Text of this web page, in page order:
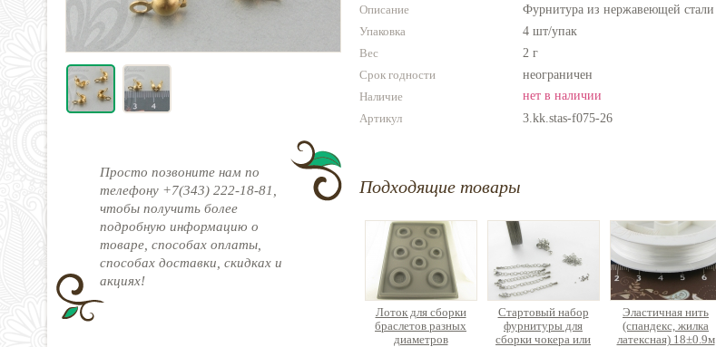
Просто позвоните нам по
телефону +7(343) 222-18-81,
чтобы получить более
подробную информацию о
товаре, способах оплаты,
способах доставки, скидках и
акциях!
Описание
Фурнитура из нержавеющей стали
Упаковка
4 шт/упак
Вес
2 г
Срок годности
неограничен
Наличие
нет в наличии
Артикул
3.kk.stas-f075-26
Подходящие товары
Лоток для сборки
браслетов разных
диаметров
Стартовый набор
фурнитуры для
сборки чокера или
Эластичная нить
(спандекс, жилка
латексная) 18±0.9м